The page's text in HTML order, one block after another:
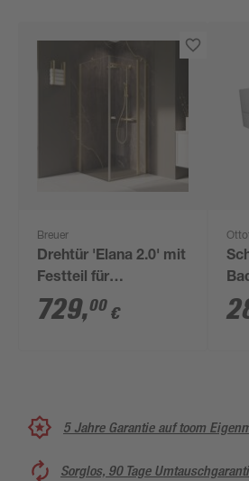
Breuer
Drehtür 'Elana 2.0' mit
Festteil für
Seitenwand, links,
goldfarben, 90 x 200
729,00 €
5 Jahre Garantie auf toom
Sorglos, 90 Tage